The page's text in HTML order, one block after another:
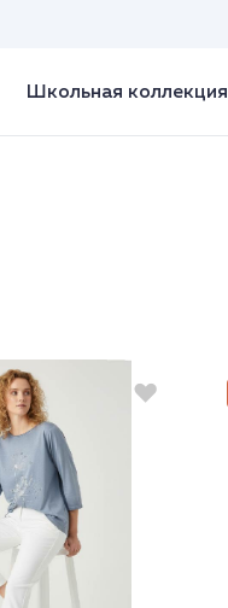
Школьная коллекция